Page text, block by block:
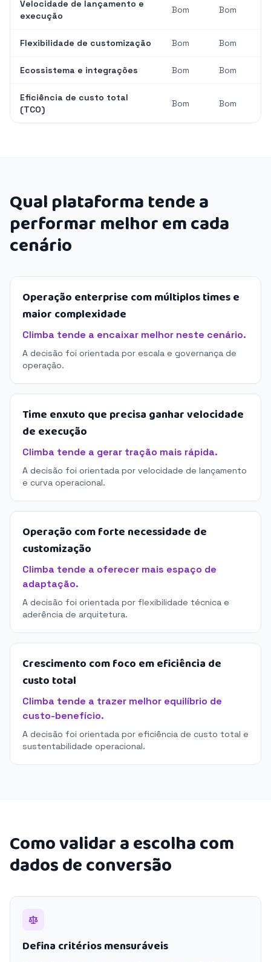
Velocidade de lançamento e
execução
Bom Bom
Flexibilidade de customização Bom Bom
Ecossistema e integrações Bom Bom
Eficiência de custo total
(TCO)
Bom Bom
Qual plataforma tende a
performar melhor em cada
cenário
Operação enterprise com múltiplos times e
maior complexidade
Climba tende a encaixar melhor neste cenário.
A decisão foi orientada por escala e governança de
operação.
Time enxuto que precisa ganhar velocidade
de execução
Climba tende a gerar tração mais rápida.
A decisão foi orientada por velocidade de lançamento
e curva operacional.
Operação com forte necessidade de
customização
Climba tende a oferecer mais espaço de
adaptação.
A decisão foi orientada por flexibilidade técnica e
aderência de arquitetura.
Crescimento com foco em eficiência de
custo total
Climba tende a trazer melhor equilíbrio de
custo-benefício.
A decisão foi orientada por eficiência de custo total e
sustentabilidade operacional.
Como validar a escolha com
dados de conversão
Defina critérios mensuráveis